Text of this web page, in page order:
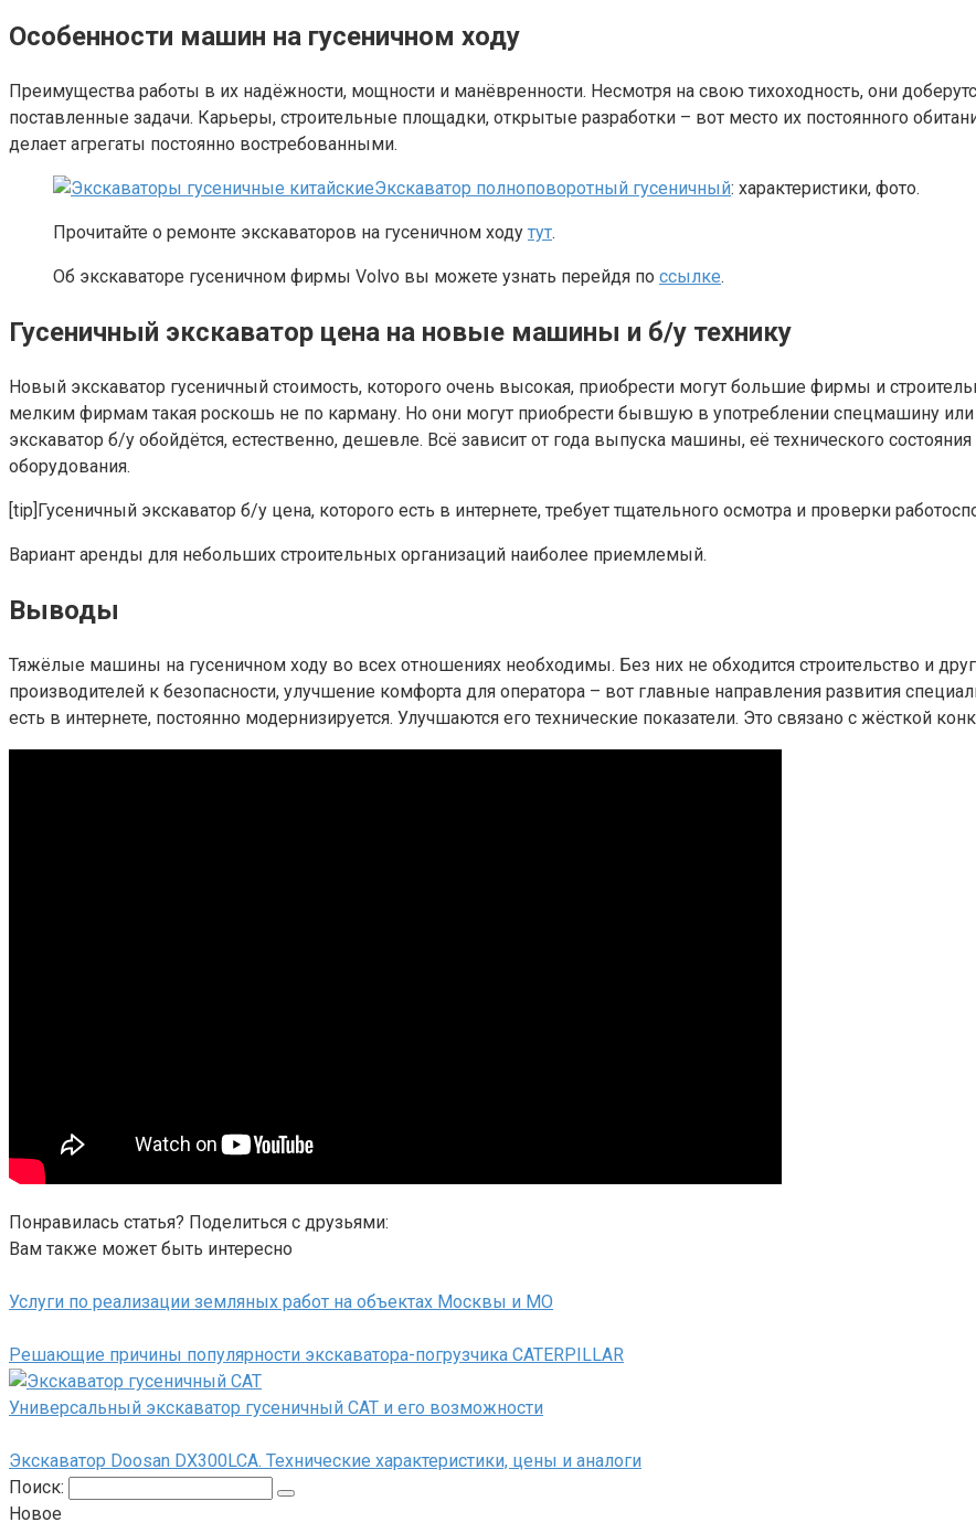
Особенности машин на гусеничном ходу
Преимущества работы в их надёжности, мощности и манёвренности. Несмотря на свою тихоходность, они
поставленные задачи. Карьеры, строительные площадки, открытые разработки – вот место их постоянного
делает агрегаты постоянно востребованными.
Экскаватор полноповоротный гусеничный: характеристики, фото.
Прочитайте о ремонте экскаваторов на гусеничном ходу тут.
Об экскаваторе гусеничном фирмы Volvo вы можете узнать перейдя по ссылке.
Гусеничный экскаватор цена на новые машины и б/у технику
Новый экскаватор гусеничный стоимость, которого очень высокая, приобрести могут большие фирмы и
мелким фирмам такая роскошь не по карману. Но они могут приобрести бывшую в употреблении спецмашину
экскаватор б/у обойдётся, естественно, дешевле. Всё зависит от года выпуска машины, её технического
оборудования.
[tip]Гусеничный экскаватор б/у цена, которого есть в интернете, требует тщательного осмотра и проверки
Вариант аренды для небольших строительных организаций наиболее приемлемый.
Выводы
Тяжёлые машины на гусеничном ходу во всех отношениях необходимы. Без них не обходится строительство и
производителей к безопасности, улучшение комфорта для оператора – вот главные направления развития
есть в интернете, постоянно модернизируется. Улучшаются его технические показатели. Это связано с жёсткой
Понравилась статья? Поделиться с друзьями:
Вам также может быть интересно
Услуги по реализации земляных работ на объектах Москвы и МО
Решающие причины популярности экскаватора-погрузчика CATERPILLAR
Универсальный экскаватор гусеничный CAT и его возможности
Экскаватор Doosan DX300LCA. Технические характеристики, цены и аналоги
Поиск:
Новое